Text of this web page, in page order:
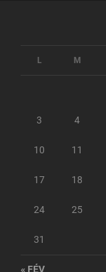
L M
3 4
10 11
17 18
24 25
31
« FÉV